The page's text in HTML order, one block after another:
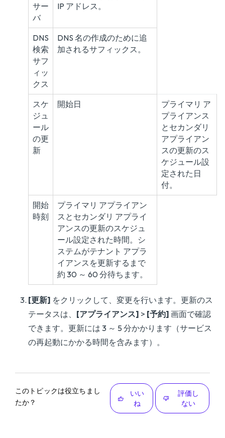
サー
バ
IP アドレス。
DNS
検索
サフ
ィッ
クス
DNS 名の作成のために追
加されるサフィックス。
スケ
ジュ
ール
の更
新
開始日
プライマリ ア
プライアンス
とセカンダリ
アプライアン
スの更新のス
ケジュール設
定された日
付。
開始
時刻
プライマリ アプライアン
スとセカンダリ アプライ
アンスの更新のスケジュ
ール設定された時間。シ
ステムがテナント アプラ
イアンスを更新するまで
約 30 ～ 60 分待ちます。
[更新] をクリックして、変更を行います。更新のス
テータスは、 [アプライアンス] > [予約] 画面で確認
できます。更新には 3 ～ 5 分かかります（サービス
の再起動にかかる時間を含みます）。
このトピックは役立ちまし
たか？
いい
ね
評価し
ない